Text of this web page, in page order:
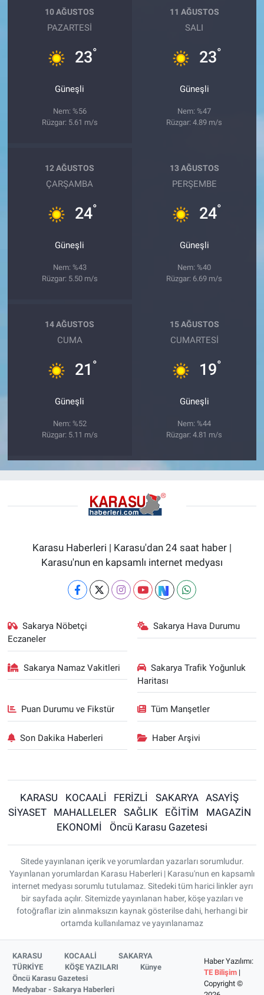
10 AĞUSTOS
PAZARTESI
23°
Güneşli
Nem: %56
Rüzgar: 5.61 m/s
11 AĞUSTOS
SALI
23°
Güneşli
Nem: %47
Rüzgar: 4.89 m/s
12 AĞUSTOS
ÇARŞAMBA
24°
Güneşli
Nem: %43
Rüzgar: 5.50 m/s
13 AĞUSTOS
PERŞEMBE
24°
Güneşli
Nem: %40
Rüzgar: 6.69 m/s
14 AĞUSTOS
CUMA
21 °
Güneşli
Nem: %52
Rüzgar: 5.11 m/s
15 AĞUSTOS
CUMARTESI
19°
Güneşli
Nem: %44
Rüzgar: 4.81 m/s
Karasu Haberleri | Karasu'dan 24 saat haber |
Karasu'nun en kapsamlı internet medyası
Sakarya Nöbetçi
Eczaneler
Sakarya Hava Durumu
Sakarya Namaz Vakitleri
Sakarya Trafik Yoğunluk
Haritası
Puan Durumu ve Fikstür Tüm Manşetler
Son Dakika Haberleri Haber Arşivi
KARASU KOCAALİ FERİZLİ SAKARYA
ASAYİŞ
SİYASET
MAHALLELER SAĞLIK EĞİTİM
MAGAZİN
EKONOMİ
Öncü Karasu Gazetesi
Sitede yayınlanan içerik ve yorumlardan yazarları sorumludur.
Yayınlanan yorumlardan Karasu Haberleri | Karasu'nun en kapsamlı
internet medyası sorumlu tutulamaz. Sitedeki tüm harici linkler ayrı
bir sayfada açılır. Sitemizde yayınlanan haber, köşe yazıları ve
fotoğraflar izin alınmaksızın kaynak gösterilse dahi, herhangi bir
ortamda kullanılamaz ve yayınlanamaz
KARASU KOCAALİ
SAKARYA
TÜRKİYE
KÖŞE YAZILARI
Künye
Öncü Karasu Gazetesi
Medyabar - Sakarya Haberleri
Haber Yazılımı:
TE Bilişim|
Copyright ©